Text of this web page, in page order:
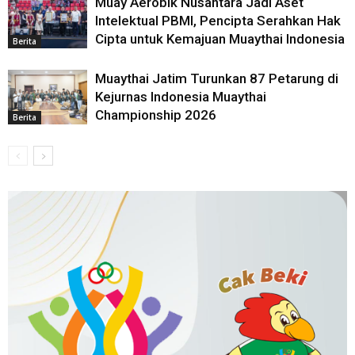
Berita
Intelektual PBMI, Pencipta Serahkan Hak
Cipta untuk Kemajuan Muaythai Indonesia
Berita
Muaythai Jatim Turunkan 87 Petarung di
Kejurnas Indonesia Muaythai
Championship 2026